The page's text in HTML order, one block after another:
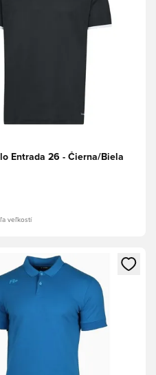
Entrada 26 - Čierna/Biela
veľkostí
na prihlásenie alebo